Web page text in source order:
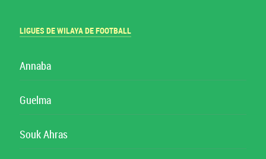
LIGUES DE WILAYA DE FOOTBALL
Annaba
Guelma
Souk Ahras